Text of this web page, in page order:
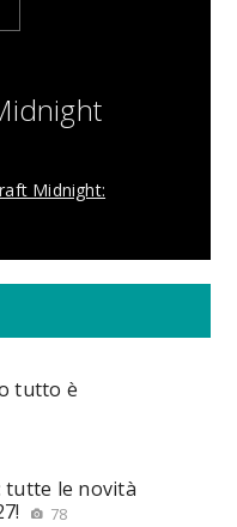
Midnight:
tutto è
tutte le novità
78